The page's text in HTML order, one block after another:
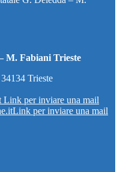
M. Fabiani Trieste
Trieste
Link per inviare una mail
Link per inviare una mail